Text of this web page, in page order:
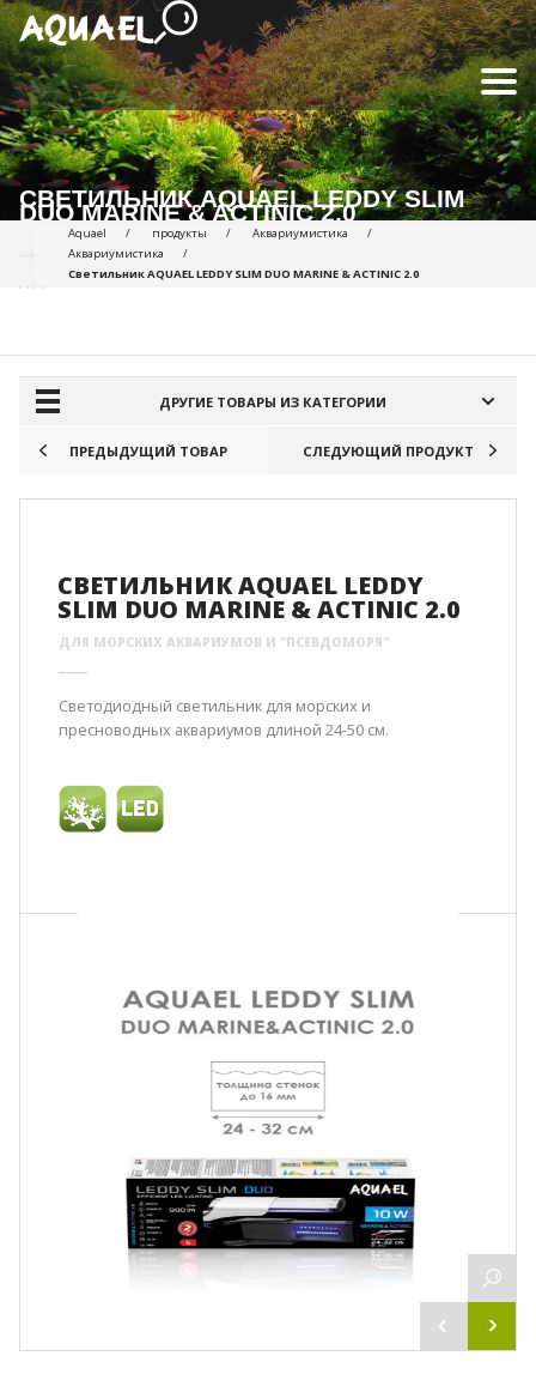
СВЕТИЛЬНИК AQUAEL LEDDY SLIM
DUO MARINE & ACTINIC 2.0
Aquael продукты
Аквариумистика
Аквариумистика
Светильник AQUAEL LEDDY SLIM DUO MARINE & ACTINIC 2.0
ПРОДУКТЫ ДЛЯ СРАВНЕНИЯ:ДРУГИЕ ТОВАРЫ ИЗ КАТЕГОРИИ
ПРЕДЫДУЩИЙ ТОВАР СЛЕДУЮЩИЙ ПРОДУКТ
СВЕТИЛЬНИК AQUAEL LEDDY
SLIM DUO MARINE & ACTINIC 2.0
ДЛЯ МОРСКИХ АКВАРИУМОВ И "ПСЕВДОМОРЯ"
Светодиодный светильник для морских и
пресноводных аквариумов длиной 24-50 см.